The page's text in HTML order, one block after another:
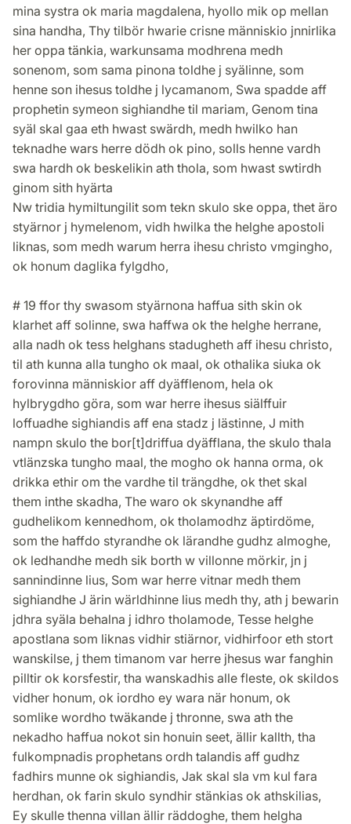
mina systra ok maria magdalena, hyollo mik op mellan
sina handha, Thy tilbör hwarie crisne människio jnnirlika
her oppa tänkia, warkunsama modhrena medh
sonenom, som sama pinona toldhe j syälinne, som
henne son ihesus toldhe j lycamanom, Swa spadde aff
prophetin symeon sighiandhe til mariam, Genom tina
syäl skal gaa eth hwast swärdh, medh hwilko han
teknadhe wars herre dödh ok pino, solls henne vardh
swa hardh ok beskelikin ath thola, som hwast swtirdh
ginom sith hyärta
Nw tridia hymiltungilit som tekn skulo ske oppa, thet äro
styärnor j hymelenom, vidh hwilka the helghe apostoli
liknas, som medh warum herra ihesu christo vmgingho,
ok honum daglika fylgdho,
# 19 ffor thy swasom styärnona haffua sith skin ok
klarhet aff solinne, swa haffwa ok the helghe herrane,
alla nadh ok tess helghans stadugheth aff ihesu christo,
til ath kunna alla tungho ok maal, ok othalika siuka ok
forovinna människior aff dyäfflenom, hela ok
hylbrygdho göra, som war herre ihesus siälffuir
loffuadhe sighiandis aff ena stadz j lästinne, J mith
nampn skulo the bor[t]driffua dyäfflana, the skulo thala
vtlänzska tungho maal, the mogho ok hanna orma, ok
drikka ethir om the vardhe til trängdhe, ok thet skal
them inthe skadha, The waro ok skynandhe aff
gudhelikom kennedhom, ok tholamodhz äptirdöme,
som the haffdo styrandhe ok lärandhe gudhz almoghe,
ok ledhandhe medh sik borth w villonne mörkir, jn j
sannindinne lius, Som war herre vitnar medh them
sighiandhe J ärin wärldhinne lius medh thy, ath j bewarin
jdhra syäla behalna j idhro tholamode, Tesse helghe
apostlana som liknas vidhir stiärnor, vidhirfoor eth stort
wanskilse, j them timanom var herre jhesus war fanghin
pilltir ok korsfestir, tha wanskadhis alle fleste, ok skildos
vidher honum, ok iordho ey wara när honum, ok
somlike wordho twäkande j thronne, swa ath the
nekadho haffua nokot sin honuin seet, ällir kallth, tha
fulkompnadis prophetans ordh talandis aff gudhz
fadhirs munne ok sighiandis, Jak skal sla vm kul fara
herdhan, ok farin skulo syndhir stänkias ok athskilias,
Ey skulle thenna villan ällir räddoghe, them helgha